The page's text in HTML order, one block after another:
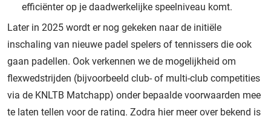
efficiënter op je daadwerkelijke speelniveau komt.
Later in 2025 wordt er nog gekeken naar de initiële
inschaling van nieuwe padel spelers of tennissers die ook
gaan padellen. Ook verkennen we de mogelijkheid om
flexwedstrijden (bijvoorbeeld club- of multi-club competities
via de KNLTB Matchapp) onder bepaalde voorwaarden mee
te laten tellen voor de rating. Zodra hier meer over bekend is